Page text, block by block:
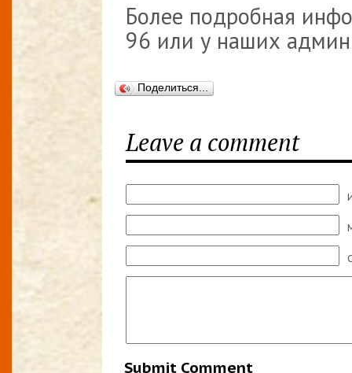
Более подробная
96 или у наших
Поделиться...
Leave a comment